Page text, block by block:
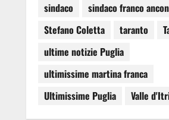
sindaco
sindaco franco
Stefano Coletta
taranto
ultime notizie Puglia
ultimissime martina franca
Ultimissime Puglia
Valle